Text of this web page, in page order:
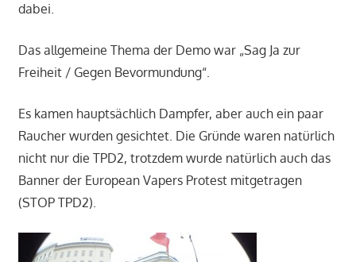
dabei.
Das allgemeine Thema der Demo war „Sag Ja zur
Freiheit / Gegen Bevormundung“.
Es kamen hauptsächlich Dampfer, aber auch ein paar
Raucher wurden gesichtet. Die Gründe waren natürlich
nicht nur die TPD2, trotzdem wurde natürlich auch das
Banner der European Vapers Protest mitgetragen
(STOP TPD2).